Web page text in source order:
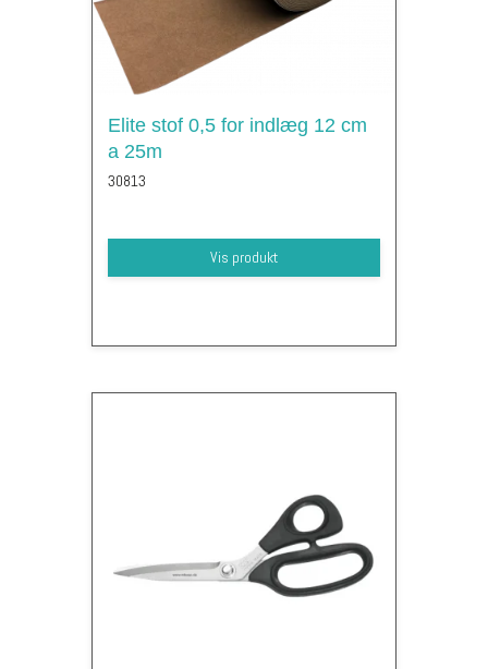
Elite stof 0,5 for indlæg 12 cm
a 25m
30813
Vis produkt